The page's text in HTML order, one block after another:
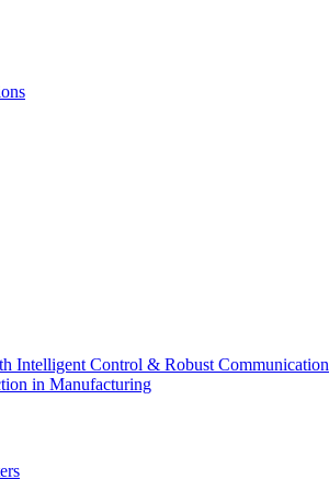
Intelligent Control & Robust Communication
in Manufacturing